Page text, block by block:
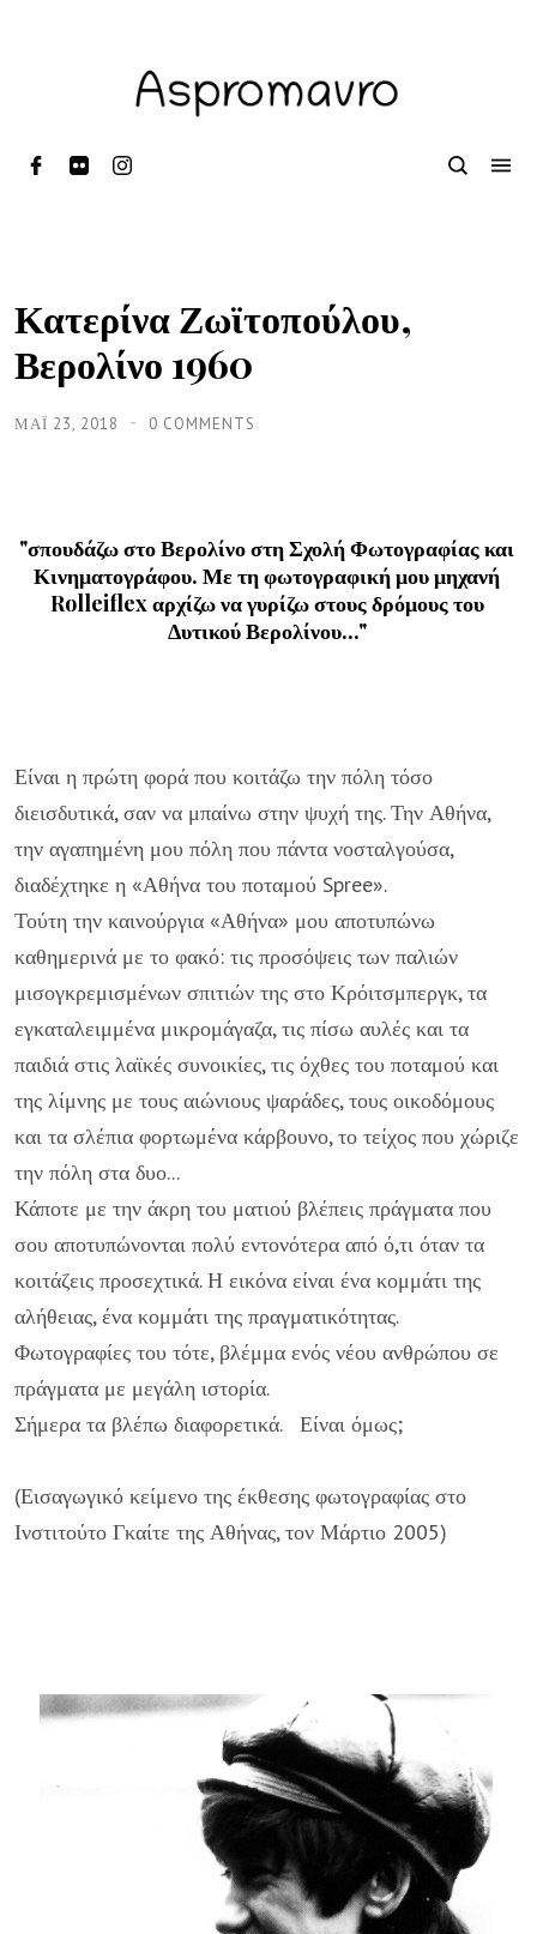
Κατερίνα Ζωϊτοπούλου,
Βερολίνο 1960
ΜΑΪ́ 23, 2018 0 COMMENTS
"σπουδάζω στο Βερολίνο στη Σχολή Φωτογραφίας και
Κινηματογράφου. Με τη φωτογραφική μου μηχανή
Rolleiflex αρχίζω να γυρίζω στους δρόμους του
Δυτικού Βερολίνου..."
Είναι η πρώτη φορά που κοιτάζω την πόλη τόσο
διεισδυτικά, σαν να μπαίνω στην ψυχή της. Την Αθήνα,
την αγαπημένη μου πόλη που πάντα νοσταλγούσα,
διαδέχτηκε η «Αθήνα του ποταμού Spree».
Τούτη την καινούργια «Αθήνα» μου αποτυπώνω
καθημερινά με το φακό: τις προσόψεις των παλιών
μισογκρεμισμένων σπιτιών της στο Κρόιτσμπεργκ, τα
εγκαταλειμμένα μικρομάγαζα, τις πίσω αυλές και τα
παιδιά στις λαϊκές συνοικίες, τις όχθες του ποταμού και
της λίμνης με τους αιώνιους ψαράδες, τους οικοδόμους
και τα σλέπια φορτωμένα κάρβουνο, το τείχος που χώριζε
την πόλη στα δυο...
Κάποτε με την άκρη του ματιού βλέπεις πράγματα που
σου αποτυπώνονται πολύ εντονότερα από ό,τι όταν τα
κοιτάζεις προσεχτικά. Η εικόνα είναι ένα κομμάτι της
αλήθειας, ένα κομμάτι της πραγματικότητας.
Φωτογραφίες του τότε, βλέμμα ενός νέου ανθρώπου σε
πράγματα με μεγάλη ιστορία.
Σήμερα τα βλέπω διαφορετικά. Είναι όμως;
(Εισαγωγικό κείμενο της έκθεσης φωτογραφίας στο
Ινστιτούτο Γκαίτε της Αθήνας, τον Μάρτιο 2005)